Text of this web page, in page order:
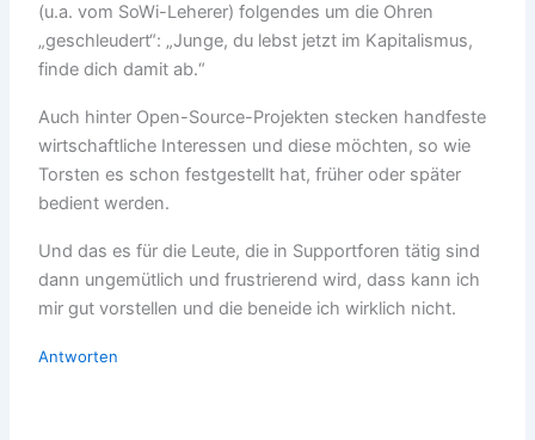
(u.a. vom SoWi-Leherer) folgendes um die Ohren
„geschleudert“: „Junge, du lebst jetzt im Kapitalismus,
finde dich damit ab.“
Auch hinter Open-Source-Projekten stecken handfeste
wirtschaftliche Interessen und diese möchten, so wie
Torsten es schon festgestellt hat, früher oder später
bedient werden.
Und das es für die Leute, die in Supportforen tätig sind
dann ungemütlich und frustrierend wird, dass kann ich
mir gut vorstellen und die beneide ich wirklich nicht.
Antworten